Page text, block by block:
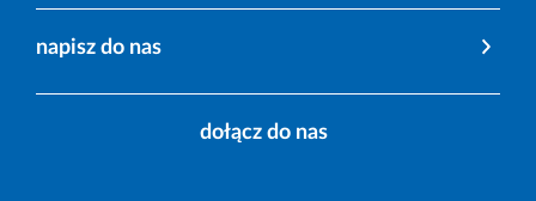
napisz do nas
dołącz do nas